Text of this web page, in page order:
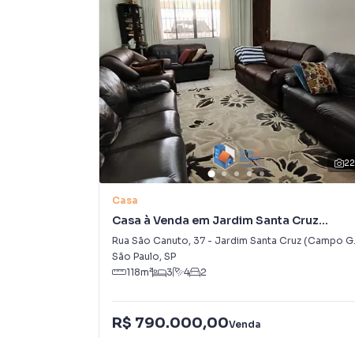
22
Casa
Casa à Venda em Jardim Santa Cruz
(Campo Grande)
Rua São Canuto, 37 - Jardim Santa Cruz (Campo Grande)
São Paulo, SP
118m² 3 4 2
R$ 790.000,00Venda